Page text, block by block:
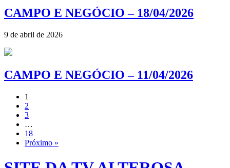
CAMPO E NEGÓCIO – 18/04/2026
9 de abril de 2026
CAMPO E NEGÓCIO – 11/04/2026
1
2
3
…
18
Próximo »